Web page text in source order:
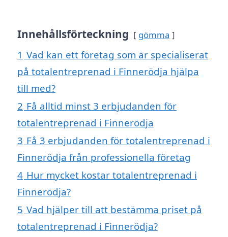
Innehållsförteckning gömma
1 Vad kan ett företag som är specialiserat
på totalentreprenad i Finnerödja hjälpa
till med?
2 Få alltid minst 3 erbjudanden för
totalentreprenad i Finnerödja
3 Få 3 erbjudanden för totalentreprenad i
Finnerödja från professionella företag
4 Hur mycket kostar totalentreprenad i
Finnerödja?
5 Vad hjälper till att bestämma priset på
totalentreprenad i Finnerödja?